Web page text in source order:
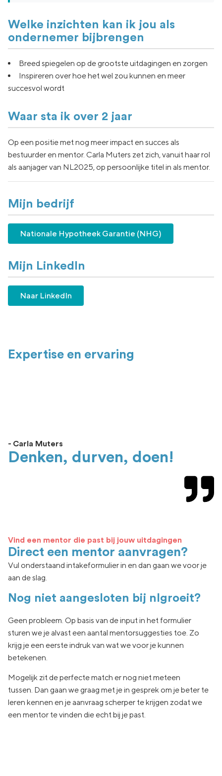
Welke inzichten kan ik jou als
ondernemer bijbrengen
Breed spiegelen op de grootste uitdagingen en zorgen
Inspireren over hoe het wel zou kunnen en meer
succesvol wordt
Waar sta ik over 2 jaar
Op een positie met nog meer impact en succes als
bestuurder en mentor. Carla Muters zet zich, vanuit haar rol
als aanjager van NL2025, op persoonlijke titel in als mentor.
Mijn bedrijf
Nationale Hypotheek Garantie (NHG)
Mijn LinkedIn
Naar LinkedIn
Expertise en ervaring
- Carla Muters
Denken, durven, doen!
Vind een mentor die past bij jouw uitdagingen
Direct een mentor aanvragen?
Vul onderstaand intakeformulier in en dan gaan we voor je
aan de slag.
Nog niet aangesloten bij nlgroeit?
Geen probleem. Op basis van de input in het formulier
sturen we je alvast een aantal mentorsuggesties toe. Zo
krijg je een eerste indruk van watwe voor je kunnen
betekenen.
Mogelijk zit deperfecte match er nog niet meteen
tussen. Dan gaan we graag met je in gesprek om je beter te
leren kennen en je aanvraag scherper te krijgen zodat we
een mentor te vinden die echt bij je past.